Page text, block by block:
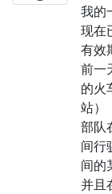
我的
现在
有效
前一
的火
站）
部队
间行
间的
并且